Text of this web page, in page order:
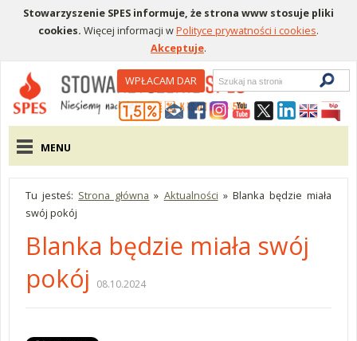
Stowarzyszenie SPES informuje, że strona www stosuje pliki
cookies. Więcej informacji wPolityce prywatności i cookies.
Akceptuje.
Menu pomocniczeWPŁACAM DAR
Wyszukiwarka
Menu główne
MENU
Tu jesteś: Strona główna » Aktualności » Blanka będzie miała
swój pokój
Blanka będzie miała swój
pokój
08.10.2024